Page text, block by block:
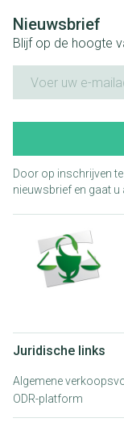
Nieuwsbrief
Blijf op de hoogte
Door op inschrijven
nieuwsbrief en gaat
Juridische links
Algemene
ODR-platform